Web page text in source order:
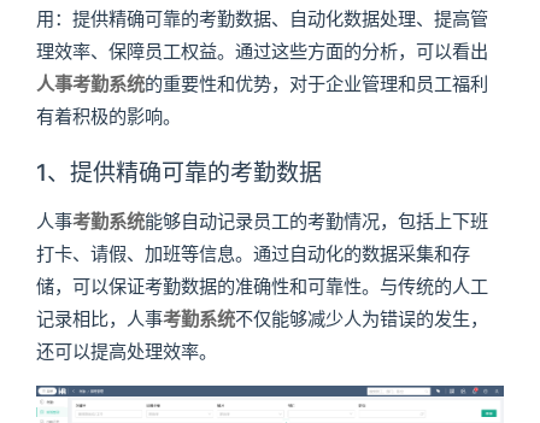
用：提供精确可靠的考勤数据、自动化数据处理、提高管
理效率、保障员工权益。通过这些方面的分析，可以看出
人事考勤系统的重要性和优势，对于企业管理和员工福利
有着积极的影响。
1、提供精确可靠的考勤数据
人事考勤系统能够自动记录员工的考勤情况，包括上下班
打卡、请假、加班等信息。通过自动化的数据采集和存
储，可以保证考勤数据的准确性和可靠性。与传统的人工
记录相比，人事考勤系统不仅能够减少人为错误的发生，
还可以提高处理效率。